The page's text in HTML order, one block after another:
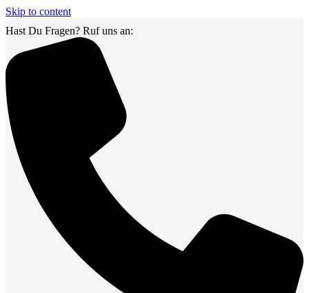
Skip to content
Hast Du Fragen? Ruf uns an: